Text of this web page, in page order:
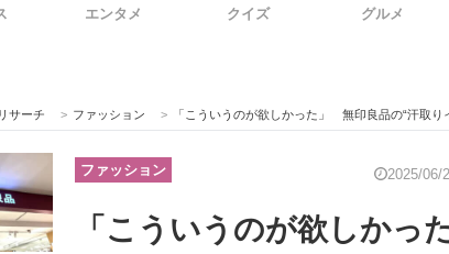
スと働き方のヒント
エンタメ クイズ グルメ
リサーチ > ファッション > 「こういうのが欲しかった」 無印良品の“汗取りインナー
ファッション 2025/06/
「こういうのが欲しか